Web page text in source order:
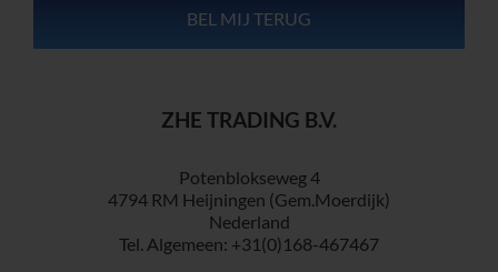
ZHE TRADING B.V.
Potenblokseweg 4
4794 RM Heijningen (Gem.Moerdijk)
Nederland
Tel. Algemeen: +31(0)168-467467